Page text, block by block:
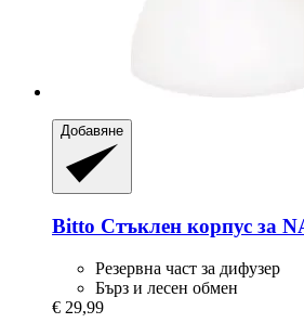
Добавяне
Bitto Стъклен корпус за
Резервна част за дифузер
Бърз и лесен обмен
€ 29,99